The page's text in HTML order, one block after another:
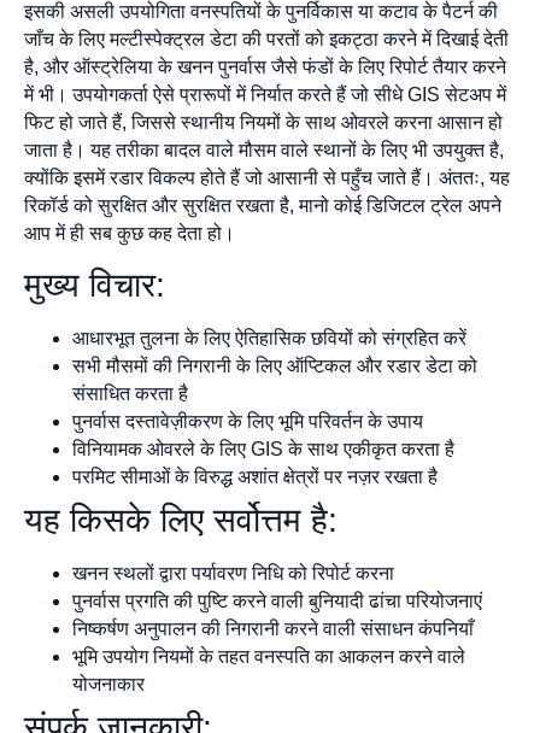
इसकी असली उपयोगिता वनस्पतियों के पुनर्विकास या कटाव के पैटर्न की
जाँच के लिए मल्टीस्पेक्ट्रल डेटा की परतों को इकट्ठा करने में दिखाई देती
है, और ऑस्ट्रेलिया के खनन पुनर्वास जैसे फंडों के लिए रिपोर्ट तैयार करने
में भी। उपयोगकर्ता ऐसे प्रारूपों में निर्यात करते हैं जो सीधे GIS सेटअप में
फिट हो जाते हैं, जिससे स्थानीय नियमों के साथ ओवरले करना आसान हो
जाता है। यह तरीका बादल वाले मौसम वाले स्थानों के लिए भी उपयुक्त है,
क्योंकि इसमें रडार विकल्प होते हैं जो आसानी से पहुँच जाते हैं। अंततः, यह
रिकॉर्ड को सुरक्षित और सुरक्षित रखता है, मानो कोई डिजिटल ट्रेल अपने
आप में ही सब कुछ कह देता हो।
मुख्य विचार:
आधारभूत तुलना के लिए ऐतिहासिक छवियों को संग्रहित करें
सभी मौसमों की निगरानी के लिए ऑप्टिकल और रडार डेटा को
संसाधित करता है
पुनर्वास दस्तावेज़ीकरण के लिए भूमि परिवर्तन के उपाय
विनियामक ओवरले के लिए GIS के साथ एकीकृत करता है
परमिट सीमाओं के विरुद्ध अशांत क्षेत्रों पर नज़र रखता है
यह किसके लिए सर्वोत्तम है:
खनन स्थलों द्वारा पर्यावरण निधि को रिपोर्ट करना
पुनर्वास प्रगति की पुष्टि करने वाली बुनियादी ढांचा परियोजनाएं
निष्कर्षण अनुपालन की निगरानी करने वाली संसाधन कंपनियाँ
भूमि उपयोग नियमों के तहत वनस्पति का आकलन करने वाले
योजनाकार